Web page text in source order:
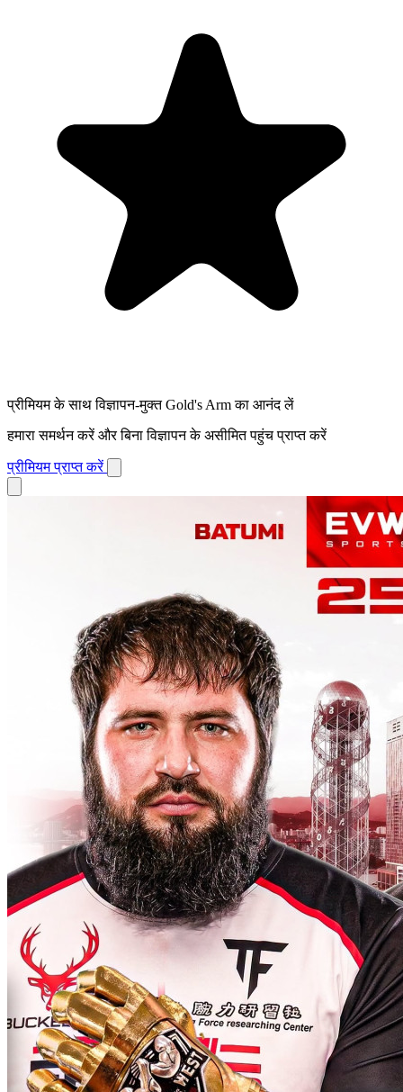
प्रीमियम के साथ विज्ञापन-मुक्त Gold's Arm का आनंद लें
हमारा समर्थन करें और बिना विज्ञापन के असीमित पहुंच प्राप्त करें
प्रीमियम प्राप्त करें